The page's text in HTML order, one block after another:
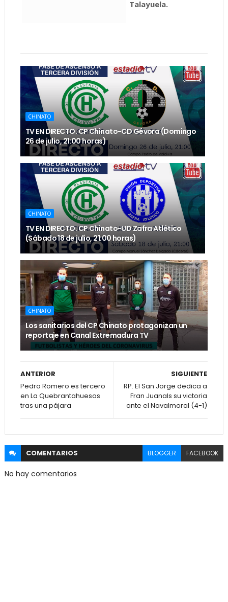
Talayuela.
CHINATO
TV EN DIRECTO. CP Chinato-CD Gévora (Domingo
26 de julio, 21:00 horas)
CHINATO
TV EN DIRECTO. CP Chinato-UD Zafra Atlético
(Sábado 18 de julio, 21:00 horas)
CHINATO
Los sanitarios del CP Chinato protagonizan un
reportaje en Canal Extremadura TV
SIGUIENTE
RP. El San Jorge dedica a
Fran Juanals su victoria
ante el Navalmoral (4-1)
ANTERIOR
Pedro Romero es tercero
en La Quebrantahuesos
tras una pájara
COMENTARIOS BLOGGER FACEBOOK
No hay comentarios